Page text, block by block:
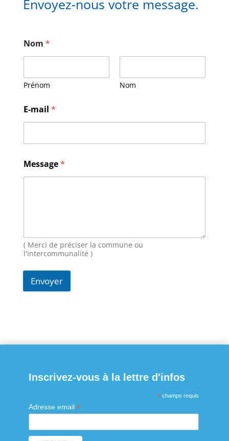
Envoyez-nous votre message.
Nom *
Prénom Nom
M
e
s
g
e
M
e
E-mail *
Message*
( Merci de préciser la commune ou
l'intercommunalité )
Envoyer
Inscrivez-vous à la lettre d'infos
* champs requis
Adresse email *